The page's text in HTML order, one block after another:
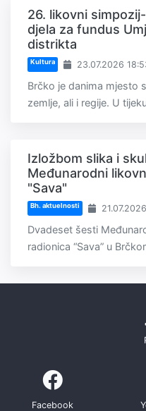
26. likovni
djela za fundus
distrikta
Kultura 23.07.2026
Brčko je danima mjesto
zemlje, ali i regije. U
Izložbom slika i
Međunarodni
"Sava"
Bh. aktuelnosti
Dvadeset šesti
radionica “Sava” u
Facebook